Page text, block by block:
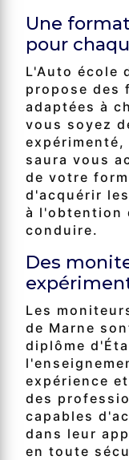
Une
pour
L'Auto école
propose des
adaptées à
vous soyez
saura vous
de votre
d'acquérir
à l'obtention
conduire.
Des
Les
de Marne
diplôme
expérience
des
capables
dans leur
en toute